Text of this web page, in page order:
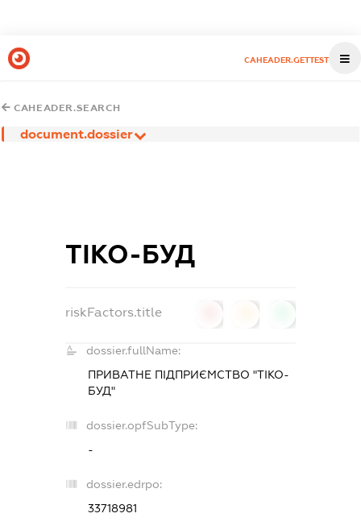
CAHEADER.GETTEST
CAHEADER.SEARCH
document.dossier
ТІКО-БУД
riskFactors.title
dossier.fullName:
ПРИВАТНЕ ПІДПРИЄМСТВО "ТІКО-
БУД"
dossier.opfSubType:
-
dossier.edrpo:
33718981